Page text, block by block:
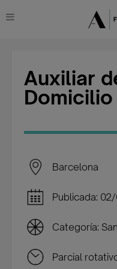
Auxiliar
Barcelona
Publicada:
Categoría:
Parcial